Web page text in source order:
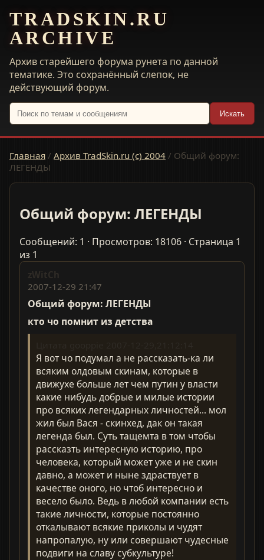
TRADSKIN.RU
ARCHIVE
Архив старейшего форума рунета по данной
тематике. Это сохранённый слепок, не
действующий форум.
Искать
Главная / Архив TradSkin.ru (с) 2004 / Общий форум:
ЛЕГЕНДЫ
Общий форум: ЛЕГЕНДЫ
Сообщений: 1 · Просмотров: 18106 · Страница 1
из 1
zWitCh
2007-12-29 21:47
Общий форум: ЛЕГЕНДЫ
кто чо помнит из детства
Я вот чо подумал а не рассказать-ка ли
всяким олдовым скинам, которые в
движухе больше лет чем путин у власти
какие нибудь добрые и милые истории
про всяких легендарных личностей... мол
жил был Вася - скинхед, дак он такая
легенда был. Суть тащемта в том чтобы
рассказть интересную историю, про
человека, который может уже и не скин
давно, а может и ныне здраствует в
качестве оного, но чтоб интересно и
весело было. Ведь в любой компании есть
такие личности, которые постоянно
откалывают всякие приколы и чудят
напропалую, ну или совершают чудесные
подвиги на славу субкультуре!